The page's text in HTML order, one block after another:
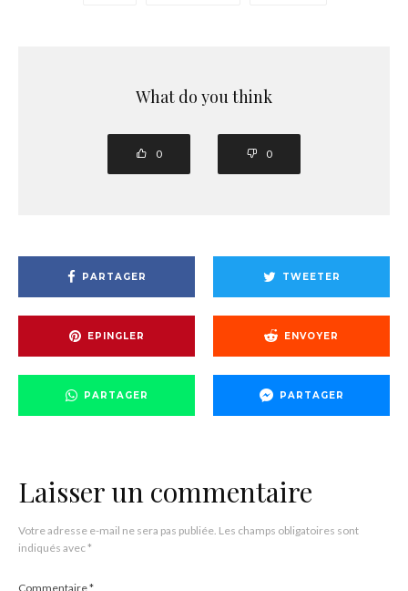
What do you think
0 0
PARTAGER TWEETER
EPINGLER ENVOYER
PARTAGER PARTAGER
Laisser un commentaire
Votre adresse e-mail ne sera pas publiée. Les champs obligatoires sont
indiqués avec*
Commentaire*